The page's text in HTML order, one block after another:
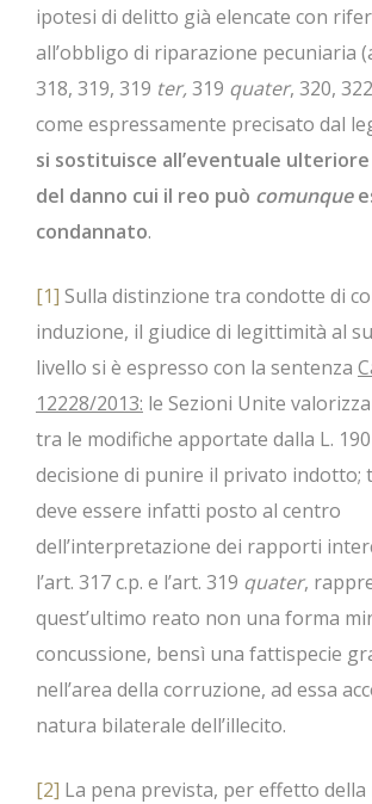
ipotesi di delitto già elencate con
all’obbligo di riparazione pecuniaria
318, 319, 319 ter,319 quater, 320, 322
come espressamente precisato dal
si sostituisce all’eventuale ulteriore
del danno cui il reo può comunque
condannato.
[1] Sulla distinzione tra condotte di
induzione, il giudice di legittimità al
livello si è espresso con la sentenza
12228/2013: le Sezioni Unite
tra le modifiche apportate dalla L.
decisione di punire il privato indotto;
deve essere infatti posto al centro
dell’interpretazione dei rapporti
l’art. 317 c.p. e l’art. 319 quater,
quest’ultimo reato non una forma
concussione, bensì una fattispecie
nell’area della corruzione, ad essa
natura bilaterale dell’illecito.
[2] La pena prevista, per effetto